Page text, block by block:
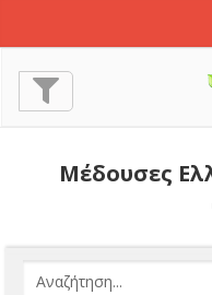
Μέδουσες